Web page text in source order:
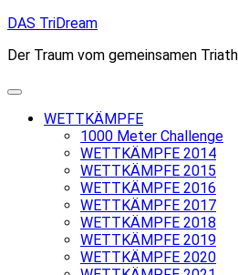
Skip
content
DAS TriDream
Der Traum vom gemeinsamen
WETTKÄMPFE
1000 Meter Challenge
WETTKÄMPFE 2014
WETTKÄMPFE 2015
WETTKÄMPFE 2016
WETTKÄMPFE 2017
WETTKÄMPFE 2018
WETTKÄMPFE 2019
WETTKÄMPFE 2020